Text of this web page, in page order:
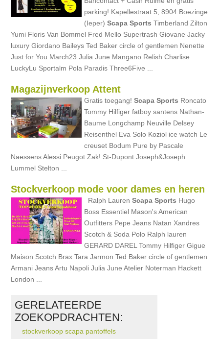
parking! Kapellestraat 5, 8904 Boezinge
(Ieper)Scapa Sports Timberland Zilton
Yumi Floris Van Bommel Fred Mello Supertrash Giovane Jacky
luxury Giordano Baileys Ted Baker circle of gentlemen Nenette
Just for You March23 Julia June Mangano Relish Charlise
LuckyLu Sportalm Pola Paradis Three6Five ...
Magazijnverkoop Attent
Gratis toegang!Scapa Sports Roncato
Tommy Hilfiger fatboy santens Nathan-
Baume Longchamp Neuville Delsey
Reisenthel Eva Solo Koziol ice watch Le
creuset Bodum Pure by Pascale
Naessens Alessi Peugot Zak! St-Dupont Joseph&Joseph
Lummel Stelton ...
Stockverkoop mode voor dames en heren
Ralph LaurenScapa Sports Hugo
Boss Essentiel Mason's American
Outfitters Pepe Jeans Natan Xandres
Scotch & Soda Polo Ralph lauren
GERARD DAREL Tommy Hilfiger Gigue
Maison Scotch Brax Tara Jarmon Ted Baker circle of gentlemen
Armani Jeans Artu Napoli Julia June Atelier Noterman Hackett
London ...
GERELATEERDE
ZOEKOPDRACHTEN:
stockverkoop scapa pantoffels